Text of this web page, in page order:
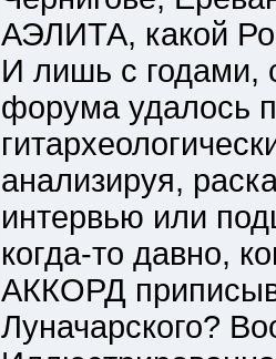
АЭЛИТА, какой
И лишь с годами,
форума удалось
анализируя,
интервью или
когда-то давно,
АККОРД
Луначарского?